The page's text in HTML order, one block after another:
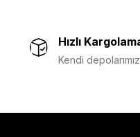
Hızlı
Kendi